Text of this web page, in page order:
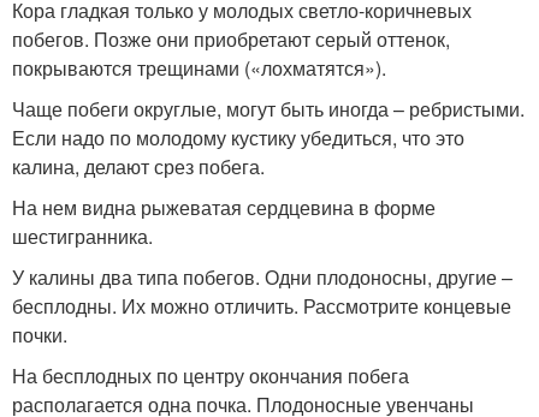
Кора гладкая только у молодых светло-коричневых
побегов. Позже они приобретают серый оттенок,
покрываются трещинами («лохматятся»).
Чаще побеги округлые, могут быть иногда – ребристыми.
Если надо по молодому кустику убедиться, что это
калина, делают срез побега.
На нем видна рыжеватая сердцевина в форме
шестигранника.
У калины два типа побегов. Одни плодоносны, другие –
бесплодны. Их можно отличить. Рассмотрите концевые
почки.
На бесплодных по центру окончания побега
располагается одна почка. Плодоносные увенчаны